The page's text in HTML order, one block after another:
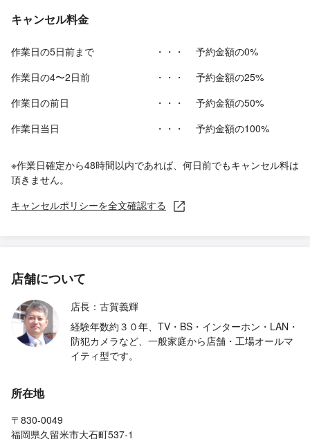
キャンセル料金
作業日の5日前まで ・・・
予約金額の0%
作業日の4〜2日前
・・・
予約金額の25%
作業日の前日
・・・
予約金額の50%
作業日当日
・・・ 予約金額の100%
※作業日確定から48時間以内であれば、何日前でもキャンセル料は
頂きません。
キャンセルポリシーを全文確認する
店舗について
店長：古賀義輝
経験年数約３０年、TV・BS・インターホン・LAN・
防犯カメラなど、一般家庭から店舗・工場オールマ
イティ型です。
所在地
〒830-0049
福岡県久留米市大石町537-1